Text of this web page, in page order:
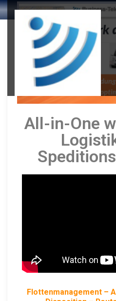
All-in-One
Flottenmanagement –